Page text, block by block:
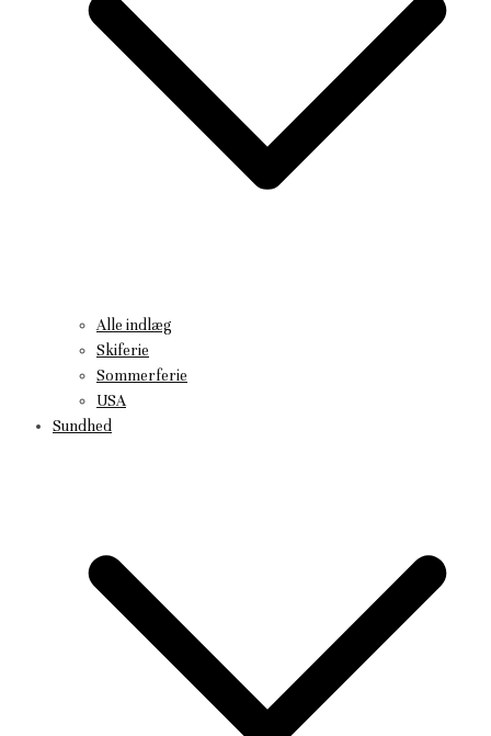
Alle indlæg
Skiferie
Sommerferie
USA
Sundhed